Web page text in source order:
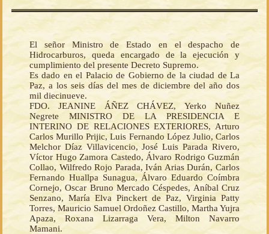
El señor Ministro de Estado en el despacho de
Hidrocarburos, queda encargado de la ejecución y
cumplimiento del presente Decreto Supremo.
Es dado en el Palacio de Gobierno de la ciudad de La
Paz, a los seis días del mes de diciembre del año dos
mil diecinueve.
FDO. JEANINE ÁÑEZ CHÁVEZ, Yerko Nuñez
Negrete MINISTRO DE LA PRESIDENCIA E
INTERINO DE RELACIONES EXTERIORES, Arturo
Carlos Murillo Prijic, Luis Fernando López Julio, Carlos
Melchor Díaz Villavicencio, José Luis Parada Rivero,
Víctor Hugo Zamora Castedo, Álvaro Rodrigo Guzmán
Collao, Wilfredo Rojo Parada, Iván Arias Durán, Carlos
Fernando Huallpa Sunagua, Álvaro Eduardo Coímbra
Cornejo, Oscar Bruno Mercado Céspedes, Aníbal Cruz
Senzano, María Elva Pinckert de Paz, Virginia Patty
Torres, Mauricio Samuel Ordoñez Castillo, Martha Yujra
Apaza, Roxana Lizarraga Vera, Milton Navarro
Mamani.